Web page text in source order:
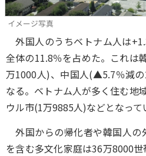
イメージ写真
外国人のうちベトナム人は
全体の11.8％を占めた。これは
万1000人)、中国人(▲5.7％減
なる。ベトナム人が多く住む地
ウル市(1万9885人)などとなって
外国からの帰化者や韓国人の
を含む多文化家庭は36万8000